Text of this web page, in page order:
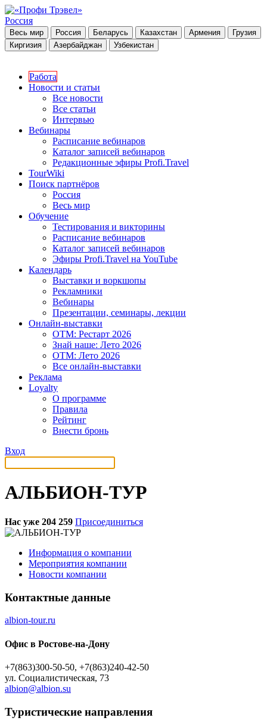
Россия
Весь мир Россия Беларусь Казахстан Армения
Грузия
Киргизия
Азербайджан Узбекистан
Работа
Новости и статьи
Все новости
Все статьи
Интервью
Вебинары
Расписание вебинаров
Каталог записей вебинаров
Редакционные эфиры Profi.Travel
TourWiki
Поиск партнёров
Россия
Весь мир
Обучение
Тестирования и викторины
Расписание вебинаров
Каталог записей вебинаров
Эфиры Profi.Travel на YouTube
Календарь
Выставки и воркшопы
Рекламники
Вебинары
Презентации, семинары, лекции
Онлайн-выставки
OTM: Рестарт 2026
Знай наше: Лето 2026
OTM: Лето 2026
Все онлайн-выставки
Реклама
Loyalty
О программе
Правила
Рейтинг
Внести бронь
Вход
АЛЬБИОН-ТУР
Нас уже 204 259 Присоединиться
Информация о компании
Мероприятия компании
Новости компании
Контактные данные
albion-tour.ru
Офис в Ростове-на-Дону
+7(863)300-50-50, +7(863)240-42-50
ул. Социалистическая, 73
albion@albion.su
Туристическиe направления